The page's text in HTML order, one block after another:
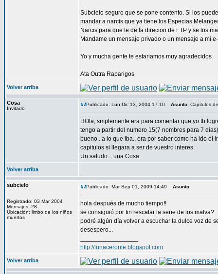
Subcielo seguro que se pone contento. Si los
mandar a narcis que ya tiene los Especias
Narcis para que te de la direcion de FTP y se los
Mandame un mensaje privado o un mensaje a mi
Yo y mucha gente te estariamos muy agradecidos
Ata Outra Raparigos
Volver arriba
Cosa
Invitado
Publicado: Lun Dic 13, 2004 17:10 Asunto: Capitulos
HOla, smplemente era para comentar que yo tb
tengo a partir del numero 15(7 nombres para 7
bueno.. a lo que iba.. era por saber como ha ido el
capitulos si llegara a ser de vuestro interes.
Un saludo... una Cosa
Volver arriba
subcielo
Registrado: 03 Mar 2004
Mensajes: 28
Ubicación: limbo de los niños
muertos
Publicado: Mar Sep 01, 2009 14:49 Asunto:
hola después de mucho tiempo!!
se consiguió por fin rescatar la serie de los malva?
podré algún día volver a escuchar la dulce voz de
desespero...
http://lunaceronte.blogspot.com
Volver arriba